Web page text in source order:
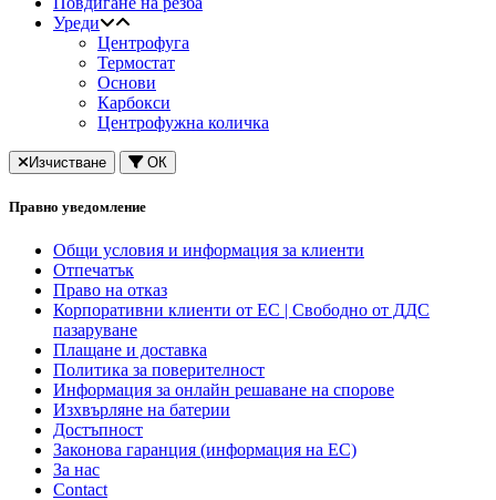
Уреди
Центрофуга
Термостат
Основи
Карбокси
Центрофужна количка
Изчистване ОК
Правно уведомление
Общи условия и информация за клиенти
Отпечатък
Право на отказ
Корпоративни клиенти от ЕС | Свободно от ДДС
пазаруване
Плащане и доставка
Политика за поверителност
Информация за онлайн решаване на спорове
Изхвърляне на батерии
Достъпност
Законовa гаранция (информация на ЕС)
За нас
Contact